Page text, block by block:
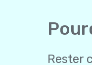
Rester